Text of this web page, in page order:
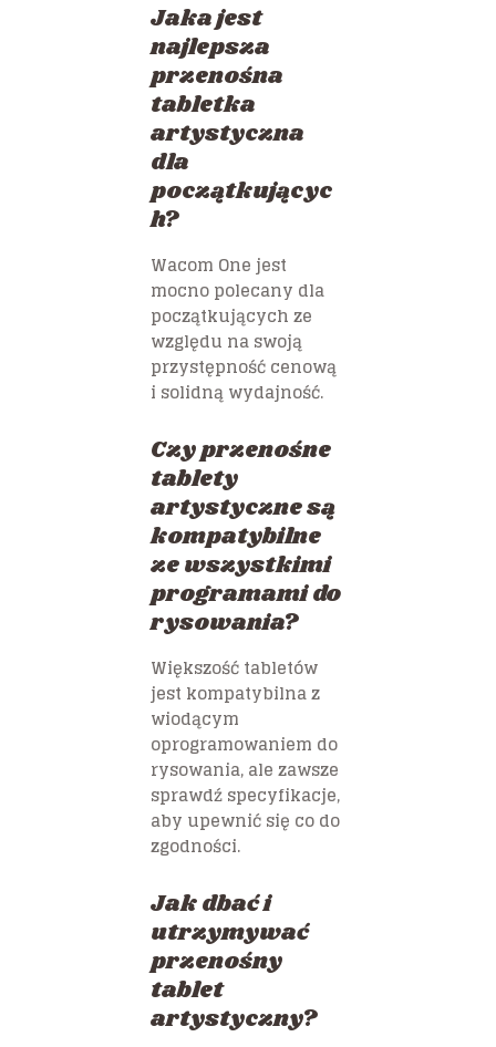
Jaka jest
najlepsza
przenośna
tabletka
artystyczna
dla
początkującyc
h?
Wacom One jest
mocno polecany dla
początkujących ze
względu na swoją
przystępność cenową
i solidną wydajność.
Czy przenośne
tablety
artystyczne są
kompatybilne
ze wszystkimi
programami do
rysowania?
Większość tabletów
jest kompatybilna z
wiodącym
oprogramowaniem do
rysowania, ale zawsze
sprawdź specyfikacje,
aby upewnić się co do
zgodności.
Jak dbać i
utrzymywać
przenośny
tablet
artystyczny?